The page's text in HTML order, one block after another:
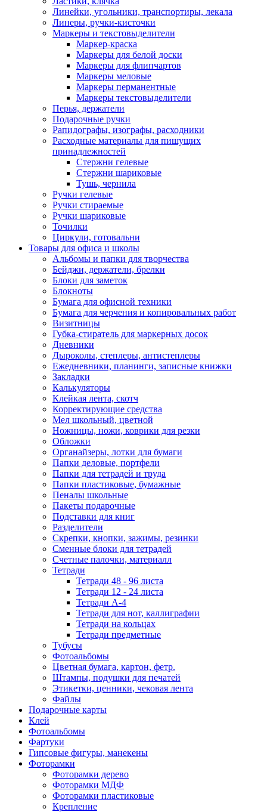
Линейки, угольники, транспортиры, лекала
Линеры, ручки-кисточки
Маркеры и текстовыделители
Маркер-краска
Маркеры для белой доски
Маркеры для флипчартов
Маркеры меловые
Маркеры перманентные
Маркеры текстовыделители
Перья, держатели
Подарочные ручки
Рапидографы, изографы, расходники
Расходные материалы для пишущих
принадлежностей
Стержни гелевые
Стержни шариковые
Тушь, чернила
Ручки гелевые
Ручки стираемые
Ручки шариковые
Точилки
Циркули, готовальни
Товары для офиса и школы
Альбомы и папки для творчества
Бейджи, держатели, брелки
Блоки для заметок
Блокноты
Бумага для офисной техники
Бумага для черчения и копировальных работ
Визитницы
Губка-стиратель для маркерных досок
Дневники
Дыроколы, степлеры, антистеплеры
Ежедневники, планинги, записные книжки
Закладки
Калькуляторы
Клейкая лента, скотч
Корректирующие средства
Мел школьный, цветной
Ножницы, ножи, коврики для резки
Обложки
Органайзеры, лотки для бумаги
Папки деловые, портфели
Папки для тетрадей и труда
Папки пластиковые, бумажные
Пеналы школьные
Пакеты подарочные
Подставки для книг
Разделители
Скрепки, кнопки, зажимы, резинки
Сменные блоки для тетрадей
Счетные палочки, материалл
Тетради
Тетради 48 - 96 листа
Тетради 12 - 24 листа
Тетради А-4
Тетради для нот, каллиграфии
Тетради на кольцах
Тетради предметные
Тубусы
Фотоальбомы
Цветная бумага, картон, фетр.
Штампы, подушки для печатей
Этикетки, ценники, чековая лента
Файлы
Подарочные карты
Клей
Фотоальбомы
Фартуки
Гипсовые фигуры, манекены
Фоторамки
Фоторамки дерево
Фоторамки МДФ
Фоторамки пластиковые
Крепление